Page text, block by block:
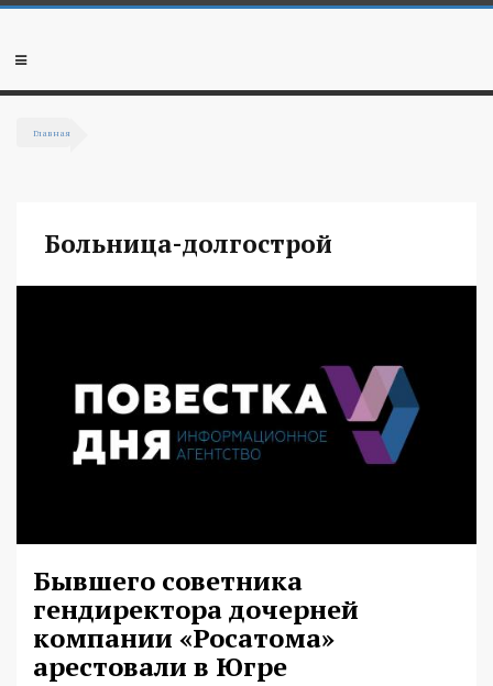
Перейти к основному содержанию
Мобильное
Главная
Больница-долгострой
Бывшего советника
гендиректора дочерней
компании «Росатома»
арестовали в Югре